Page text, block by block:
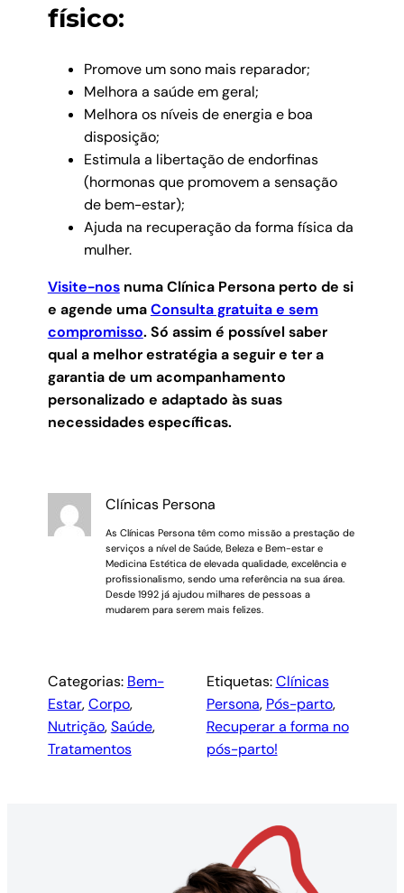
físico:
Promove um sono mais reparador;
Melhora a saúde em geral;
Melhora os níveis de energia e boa
disposição;
Estimula a libertação de endorfinas
(hormonas que promovem a sensação
de bem-estar);
Ajuda na recuperação da forma física da
mulher.
Visite-nosnuma Clínica Persona perto de si
e agende umaConsulta gratuita e sem
compromisso. Só assim é possível saber
qual a melhor estratégia a seguir e ter a
garantia de um acompanhamento
personalizado e adaptado às suas
necessidades específicas.
Clínicas Persona
As Clínicas Persona têm como missão a prestação de
serviços a nível de Saúde, Beleza e Bem-estar e
Medicina Estética de elevada qualidade, excelência e
profissionalismo, sendo uma referência na sua área.
Desde 1992 já ajudou milhares de pessoas a
mudarem para serem mais felizes.
Categorias: Bem-
Estar, Corpo,
Nutrição, Saúde,
Tratamentos
Etiquetas:Clínicas
Persona, Pós-parto,
Recuperar a forma no
pós-parto!